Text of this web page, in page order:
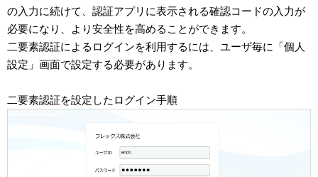
の入力に続けて、認証アプリに表示される確認コードの入力が
必要になり、より安全性を高めることができます。
二要素認証によるログインを利用するには、ユーザ毎に「個人
設定」画面で設定する必要があります。
二要素認証を設定したログイン手順